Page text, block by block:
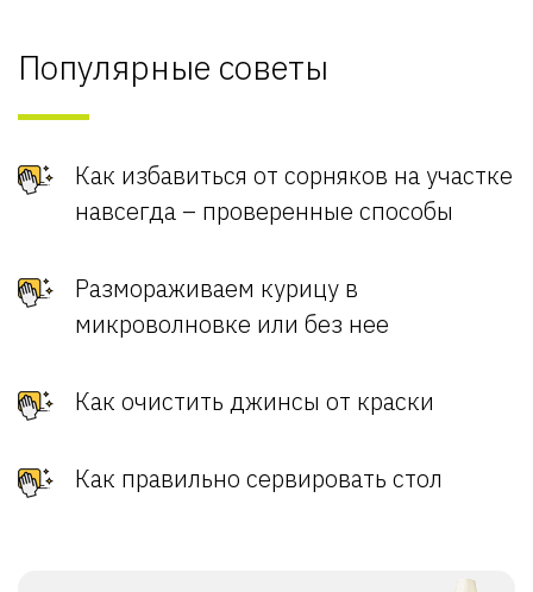
Популярные советы
Как избавиться от сорняков на участке
навсегда – проверенные способы
Размораживаем курицу в
микроволновке или без нее
Как очистить джинсы от краски
Как правильно сервировать стол